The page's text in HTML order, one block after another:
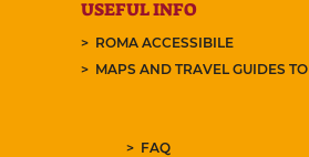
USEFUL INFO
ROMA ACCESSIBILE
MAPS AND TRAVEL GUIDES
FAQ